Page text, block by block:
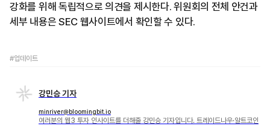
강화를 위해 독립적으로 의견을 제시한다. 위원회의 전체 안건과
세부 내용은 SEC 웹사이트에서 확인할 수 있다.
#업데이트
강민승 기자
minriver@bloomingbit.io
여러분의 웹3 투자 인사이트를 더해줄 강민승 기자입니다. 트레이드나우·알트코인